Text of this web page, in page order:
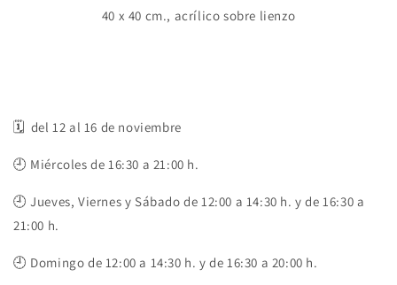
40 x 40 cm., acrílico sobre lienzo
🗓️ del 12 al 16 de noviembre
🕘 Miércoles de 16:30 a 21:00 h.
🕘 Jueves, Viernes y Sábado de 12:00 a 14:30 h. y de 16:30 a
21:00 h.
🕘 Domingo de 12:00 a 14:30 h. y de 16:30 a 20:00 h.